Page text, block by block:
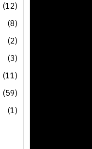
(12)
(8)
(2)
(3)
(11)
(59)
(1)